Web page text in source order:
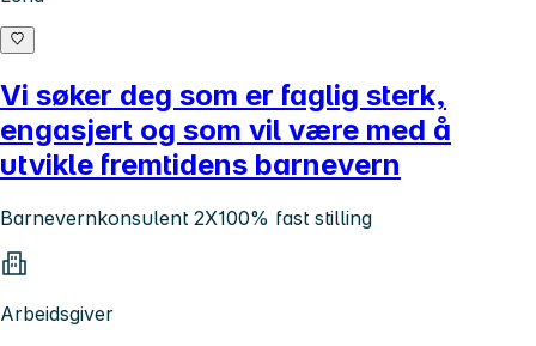
Vi søker deg som er faglig sterk,
engasjert og som vil være med å
utvikle fremtidens barnevern
Barnevernkonsulent 2X100% fast stilling
Arbeidsgiver